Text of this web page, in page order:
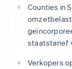
Counties in
staatstarief
Verkopers